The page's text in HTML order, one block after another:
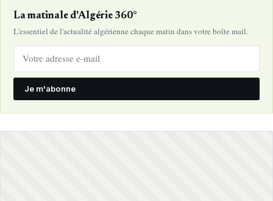
La matinale d'Algérie 360°
L'essentiel de l'actualité algérienne chaque matin dans votre boîte mail.
Je m'abonne